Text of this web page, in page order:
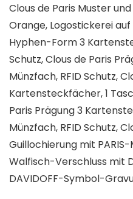
Clous de Paris Muster
Orange, Logostickerei auf
Hyphen-Form 3
Schutz, Clous de Paris
Münzfach, RFID Schutz,
Kartensteckfächer, 1
Paris Prägung 3
Münzfach, RFID Schutz,
Guillochierung mit
Walfisch-Verschluss mit
DAVIDOFF-Symbol-